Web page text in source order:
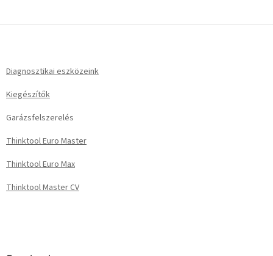
Diagnosztikai eszközeink
Kiegészítők
Garázsfelszerelés
Thinktool Euro Master
Thinktool Euro Max
Thinktool Master CV